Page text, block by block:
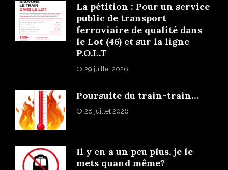
La pétition : Pour un service
public de transport
ferroviaire de qualité dans
le Lot (46) et sur la ligne
P.O.L.T
29 juillet 2026
Poursuite du train-train…
28 juillet 2026
Il y en a un peu plus, je le
mets quand même?